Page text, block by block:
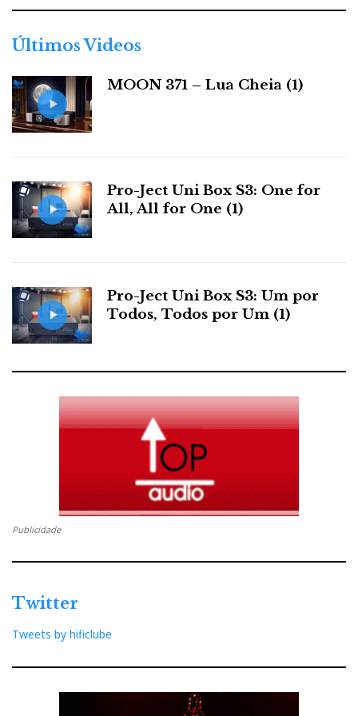
Like it? Share it.
a
b
o
o
w
t
e
r
o
e
+
d
P
n
t
e
r
e
r
s
Últimos Videos
MOON 371 – Lua Cheia (1)
Pro-Ject Uni Box S3: One for
All, All for One (1)
Pro-Ject Uni Box S3: Um por
Todos, Todos por Um (1)
Publicidade
Twitter
Tweets by hificlube